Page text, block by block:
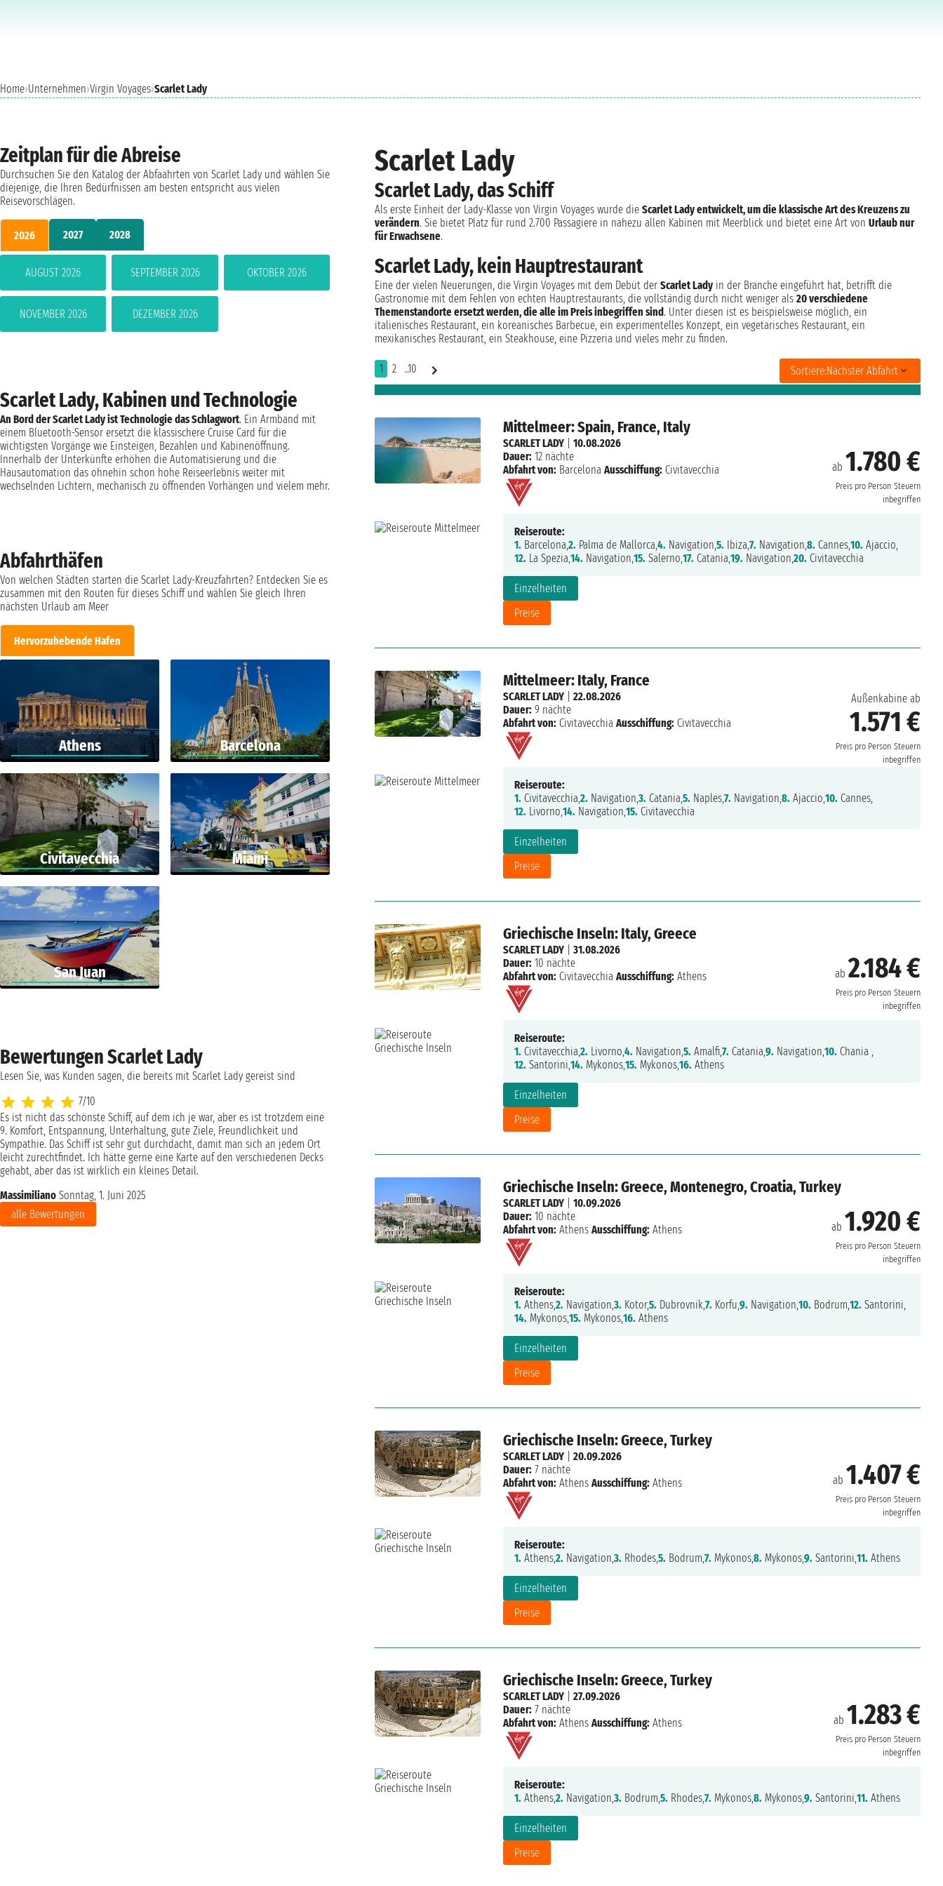
Home›Unternehmen›Virgin Voyages›Scarlet Lady
Scarlet Lady
Scarlet Lady, das Schiff
Als erste Einheit der Lady-Klasse von Virgin Voyages wurde dieScarlet Lady entwickelt, um die klassische Art des Kreuzens zu
verändern. Sie bietet Platz für rund 2.700 Passagiere in nahezu allen Kabinen mit Meerblick und bietet eine Art vonUrlaub nur
für Erwachsene.
Scarlet Lady, kein Hauptrestaurant
Eine der vielen Neuerungen, die Virgin Voyages mit dem Debüt derScarlet Lady in der Branche eingeführt hat, betrifft die
Gastronomie mit dem Fehlen von echten Hauptrestaurants, die vollständig durch nicht weniger als20 verschiedene
Themenstandorte ersetzt werden, die alle im Preis inbegriffen sind . Unter diesen ist es beispielsweise möglich, ein
italienisches Restaurant, ein koreanisches Barbecue, ein experimentelles Konzept, ein vegetarisches Restaurant, ein
mexikanisches Restaurant, ein Steakhouse, eine Pizzeria und vieles mehr zu finden.
1 2 ..10 Sortiere:Nächster Abfahrt
Mittelmeer: Spain, France, Italy
ab 1.780 €
Preis pro Person Steuern
inbegriffen
Einzelheiten
Preise
SCARLET LADY |10.08.2026
Dauer: 12 nächte
Abfahrt von: Barcelona Ausschiffung: Civitavecchia
Reiseroute:
1. Barcelona,2. Palma de Mallorca,4. Navigation,5. Ibiza,7. Navigation,8. Cannes,10. Ajaccio,
12. La Spezia,14. Navigation,15. Salerno,17. Catania,19. Navigation,20. Civitavecchia
Mittelmeer: Italy, France
Außenkabine ab
1.571 €
Preis pro Person Steuern
inbegriffen
Einzelheiten
Preise
SCARLET LADY |22.08.2026
Dauer: 9 nächte
Abfahrt von: Civitavecchia Ausschiffung: Civitavecchia
Reiseroute:
1. Civitavecchia,2. Navigation,3. Catania,5. Naples,7. Navigation,8. Ajaccio,10. Cannes,
12. Livorno,14. Navigation,15. Civitavecchia
Griechische Inseln: Italy, Greece
ab 2.184 €
Preis pro Person Steuern
inbegriffen
Einzelheiten
Preise
SCARLET LADY |31.08.2026
Dauer: 10 nächte
Abfahrt von: Civitavecchia Ausschiffung: Athens
Reiseroute:
1. Civitavecchia,2. Livorno,4. Navigation,5. Amalfi,7. Catania,9. Navigation,10. Chania ,
12. Santorini,14. Mykonos,15. Mykonos,16. Athens
Griechische Inseln: Greece, Montenegro, Croatia, Turkey
ab 1.920 €
Preis pro Person Steuern
inbegriffen
Einzelheiten
Preise
SCARLET LADY |10.09.2026
Dauer: 10 nächte
Abfahrt von: Athens Ausschiffung: Athens
Reiseroute:
1. Athens,2. Navigation,3. Kotor,5. Dubrovnik,7. Korfu,9. Navigation,10. Bodrum,12. Santorini,
14. Mykonos,15. Mykonos,16. Athens
Griechische Inseln: Greece, Turkey
ab 1.407 €
Preis pro Person Steuern
inbegriffen
Einzelheiten
Preise
SCARLET LADY |20.09.2026
Dauer: 7 nächte
Abfahrt von: Athens Ausschiffung: Athens
Reiseroute:
1. Athens,2. Navigation,3. Rhodes,5. Bodrum,7. Mykonos,8. Mykonos,9. Santorini,11. Athens
Griechische Inseln: Greece, Turkey
ab 1.283 €
Preis pro Person Steuern
inbegriffen
Einzelheiten
Preise
SCARLET LADY |27.09.2026
Dauer: 7 nächte
Abfahrt von: Athens Ausschiffung: Athens
Reiseroute:
1. Athens,2. Navigation,3. Bodrum,5. Rhodes,7. Mykonos,8. Mykonos,9. Santorini,11. Athens
Zeitplan für die Abreise
Durchsuchen Sie den Katalog der Abfaahrten von Scarlet Lady und wählen Sie
diejenige, die Ihren Bedürfnissen am besten entspricht aus vielen
Reisevorschlägen.
2026 2027 2028
AUGUST 2026 SEPTEMBER 2026 OKTOBER 2026
NOVEMBER 2026 DEZEMBER 2026
Abfahrthäfen
Von welchen Städten starten die Scarlet Lady-Kreuzfahrten? Entdecken Sie es
zusammen mit den Routen für dieses Schiff und wählen Sie gleich Ihren
nächsten Urlaub am Meer
Hervorzuhebende Hafen
Athens Barcelona
Civitavecchia Miami
San Juan
Scarlet Lady, Kabinen und Technologie
An Bord der Scarlet Lady ist Technologie das Schlagwort. Ein Armband mit
einem Bluetooth-Sensor ersetzt die klassischere Cruise Card für die
wichtigsten Vorgänge wie Einsteigen, Bezahlen und Kabinenöffnung.
Innerhalb der Unterkünfte erhöhen die Automatisierung und die
Hausautomation das ohnehin schon hohe Reiseerlebnis weiter mit
wechselnden Lichtern, mechanisch zu öffnenden Vorhängen und vielem mehr.
Bewertungen Scarlet Lady
Lesen Sie, was Kunden sagen, die bereits mit Scarlet Lady gereist sind
7/10
Es ist nicht das schönste Schiff, auf dem ich je war, aber es ist trotzdem eine
9. Komfort, Entspannung, Unterhaltung, gute Ziele, Freundlichkeit und
Sympathie. Das Schiff ist sehr gut durchdacht, damit man sich an jedem Ort
leicht zurechtfindet. Ich hätte gerne eine Karte auf den verschiedenen Decks
gehabt, aber das ist wirklich ein kleines Detail.
Massimiliano Sonntag, 1. Juni 2025
alle Bewertungen